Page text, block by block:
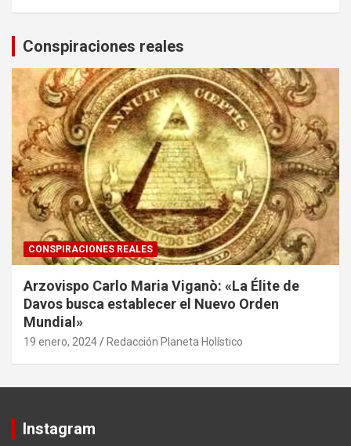
Conspiraciones reales
CONSPIRACIONES REALES
Arzovispo Carlo Maria Viganò: «La Élite de
Davos busca establecer el Nuevo Orden
Mundial»
19 enero, 2024 Redacción Planeta Holístico
Instagram